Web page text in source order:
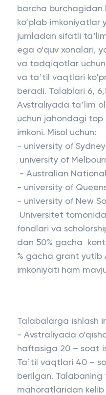
barcha burchagidan
ko‘plab imkoniyatlar
jumladan sifatli
ega o‘quv xonalari,
va tadqiqotlar uchun
va taʼtil vaqtlari
beradi. Talablari 6,
Avstraliyada taʼlim
uchun jahondagi top
imkoni. Misol uchun:
- university of
university of
- Australian
- university of
- university of New
Universitet
fondlari va
dan 50% gacha
% gacha grant yutib
imkoniyati ham
Talabalarga ishlash
- Avstraliyada
haftasiga 20 – soat
Taʼtil vaqtlari 40 –
berilgan.
mahoratlaridan kelib